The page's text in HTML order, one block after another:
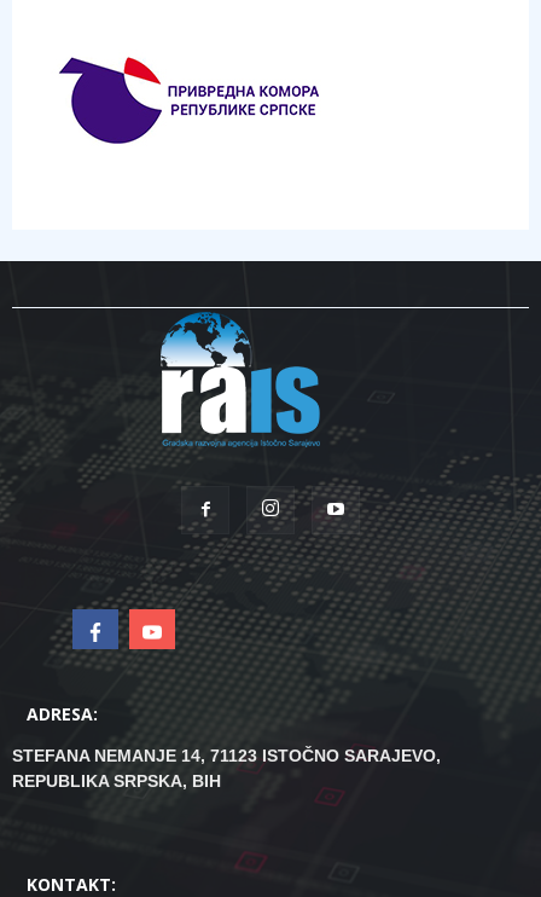
ADRESA:
STEFANA NEMANJE 14, 71123 ISTOČNO SARAJEVO,
REPUBLIKA SRPSKA, BIH
KONTAKT: